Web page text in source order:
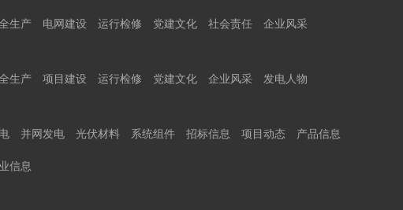
生产 电网建设 运行检修 党建文化 社会责任
企业风采
生产 项目建设 运行检修 党建文化 企业风采
发电人物
并网发电 光伏材料 系统组件 招标信息 项目动态 产品信息
信息